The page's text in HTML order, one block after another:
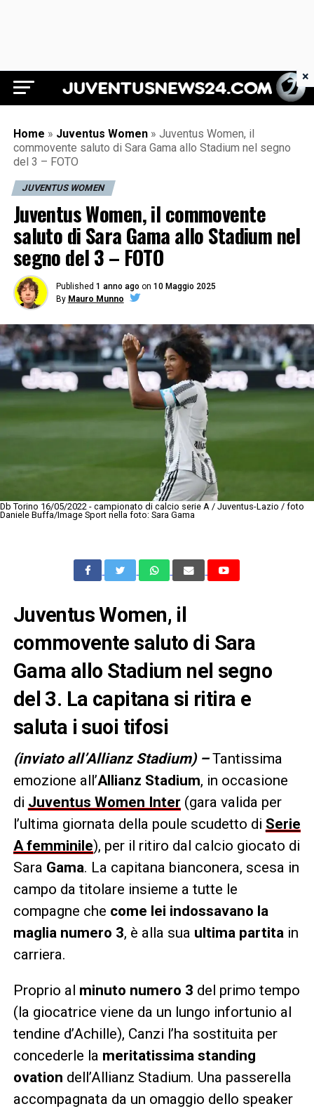
Juventus News 24
Home » Juventus Women » Juventus Women, il
commovente saluto di Sara Gama allo Stadium nel segno
del 3 – FOTO
JUVENTUS WOMEN
Juventus Women, il commovente
saluto di Sara Gama allo Stadium nel
segno del 3 – FOTO
Published 1 anno ago on 10 Maggio 2025
By Mauro Munno
Db Torino 16/05/2022 - campionato di calcio serie A / Juventus-Lazio / foto
Daniele Buffa/Image Sport nella foto: Sara Gama
Juventus Women, il
commovente saluto di Sara
Gama allo Stadium nel segno
del 3. La capitana si ritira e
saluta i suoi tifosi
(inviato all’Allianz Stadium) –Tantissima
emozione all’Allianz Stadium, in occasione
di Juventus Women Inter (gara valida per
l’ultima giornata della poule scudetto di Serie
A femminile), per il ritiro dal calcio giocato di
Sara Gama. La capitana bianconera, scesa in
campo da titolare insieme a tutte le
compagne che come lei indossavano la
maglia numero 3, è alla sua ultima partitain
carriera.
Proprio al minuto numero 3 del primo tempo
(la giocatrice viene da un lungo infortunio al
tendine d’Achille), Canzi l’ha sostituita per
concederle la meritatissima standing
ovation dell’Allianz Stadium. Una passerella
accompagnata da un omaggio dello speaker
×